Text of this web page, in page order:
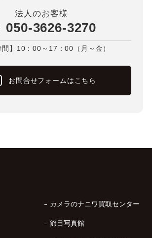
法人のお客様
050-3626-3270
間】10：00～17：00（月～金）
お問合せフォームはこちら
カメラのナニワ買取センター
節目写真館